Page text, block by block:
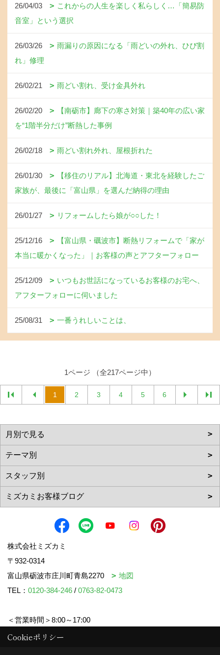
26/04/03
これからの人生を楽しく私らしく…「簡易防
音室」という選択
26/03/26
雨漏りの原因になる「雨どいの外れ、ひび割
れ」修理
26/02/21 雨どい割れ、受け金具外れ
26/02/20
【南砺市】廊下の寒さ対策｜築40年の広い家
を“1階半分だけ”断熱した事例
26/02/18 雨どい割れ外れ、屋根折れた
26/01/30
【移住のリアル】北海道・東北を経験したご
家族が、最後に「富山県」を選んだ納得の理由
26/01/27 リフォームしたら娘が○○した！
25/12/16
【富山県・礪波市】断熱リフォームで「家が
本当に暖かくなった」｜お客様の声とアフターフォロー
25/12/09
いつもお世話になっているお客様のお宅へ、
アフターフォローに伺いました
25/08/31 一番うれしいことは、
1ページ （全217ページ中）
1 2 3 4 5 6
株式会社ミズカミ
〒932-0314
富山県砺波市庄川町青島2270
地図
TEL： 0120-384-246 / 0763-82-0473
＜営業時間＞8:00～17:00
＜定休日＞水曜日・祝日
Cookieポリシー